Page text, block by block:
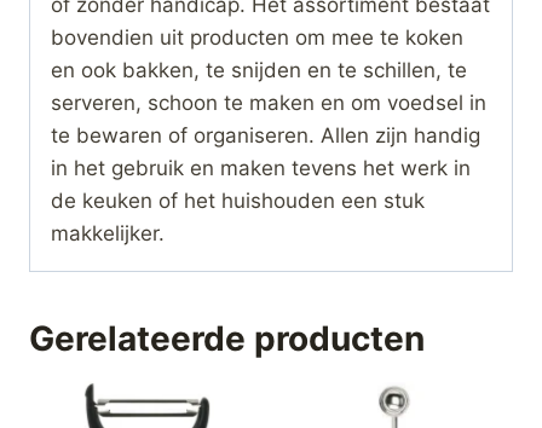
of zonder handicap. Het assortiment bestaat
bovendien uit producten om mee te koken
en ook bakken, te snijden en te schillen, te
serveren, schoon te maken en om voedsel in
te bewaren of organiseren. Allen zijn handig
in het gebruik en maken tevens het werk in
de keuken of het huishouden een stuk
makkelijker.
Gerelateerde producten